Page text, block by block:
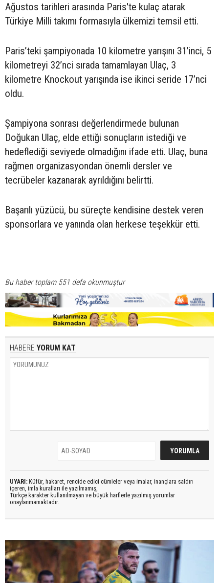
Ağustos tarihleri arasında Paris'te kulaç atarak
Türkiye Milli takımı formasıyla ülkemizi temsil etti.
Paris’teki şampiyonada 10 kilometre yarışını 31’inci, 5
kilometreyi 32’nci sırada tamamlayan Ulaç, 3
kilometre Knockout yarışında ise ikinci seride 17’nci
oldu.
Şampiyona sonrası değerlendirmede bulunan
Doğukan Ulaç, elde ettiği sonuçların istediği ve
hedeflediği seviyede olmadığını ifade etti. Ulaç, buna
rağmen organizasyondan önemli dersler ve
tecrübeler kazanarak ayrıldığını belirtti.
Başarılı yüzücü, bu süreçte kendisine destek veren
sponsorlara ve yanında olan herkese teşekkür etti.
Bu haber toplam 551 defa okunmuştur
HABERE YORUM KAT
UYARI: Küfür, hakaret, rencide edici cümleler veya imalar, inançlara saldırı
içeren, imla kuralları ile yazılmamış,
Türkçe karakter kullanılmayan ve büyük harflerle yazılmış yorumlar
onaylanmamaktadır.